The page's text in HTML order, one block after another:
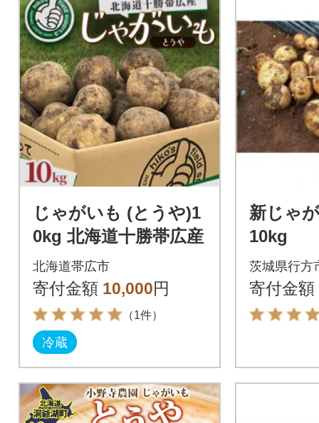
じゃがいも (とうや)1
0kg 北海道十勝帯広産
北海道帯広市
寄付金額 10,000円
（1件）
冷蔵
新じゃ
10kg
茨城県行方
寄付金額